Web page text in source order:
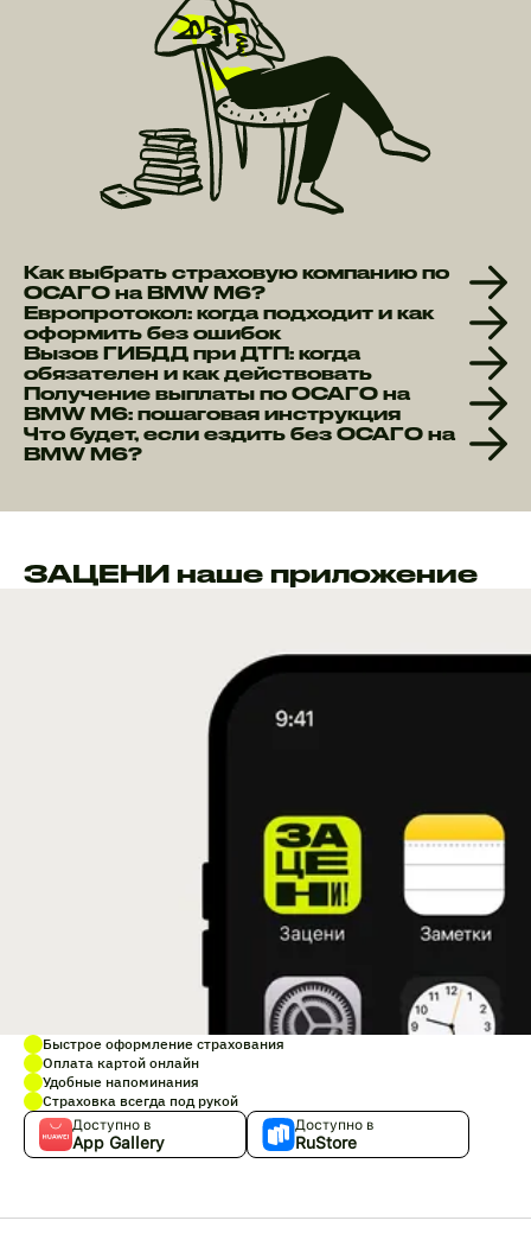
Как выбрать страховую компанию по
ОСАГО на BMW M6?
Европротокол: когда подходит и как
оформить без ошибок
Вызов ГИБДД при ДТП: когда
обязателен и как действовать
Получение выплаты по ОСАГО на
BMW M6: пошаговая инструкция
Что будет, если ездить без ОСАГО на
BMW M6?
ЗАЦЕНИ наше приложение
Быстрое оформление страхования
Оплата картой онлайн
Удобные напоминания
Страховка всегда под рукой
Доступно в
App Gallery
Доступно в
RuStore